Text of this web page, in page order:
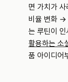
면 가치가
비율 변화 →
는 루틴이
활용하는 소
품 아이디어